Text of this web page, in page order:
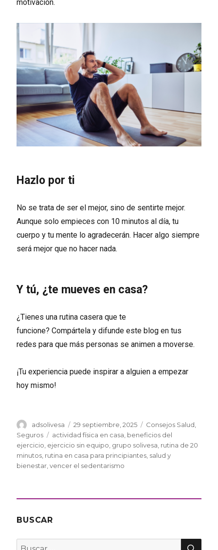
motivación.
Hazlo por ti
No se trata de ser el mejor, sino de sentirte mejor.
Aunque solo empieces con 10 minutos al día, tu
cuerpo y tu mente lo agradecerán. Hacer algo siempre
será mejor que no hacer nada.
Y tú, ¿te mueves en casa?
¿Tienes una rutina casera que te
funcione? Compártela y difunde este blog en tus
redes para que más personas se animen a moverse.
¡Tu experiencia puede inspirar a alguien a empezar
hoy mismo!
Autor
adsolivesa
Publicado
el
29 septiembre, 2025 Categorías
Consejos Salud
Seguros
Etiquetas
actividad física en casa beneficios del
ejercicio ejercicio sin equipo grupo solivesa rutina de 20
minutos rutina en casa para principiantes salud y
bienestar ,vencer el sedentarismo
BUSCAR
Buscar